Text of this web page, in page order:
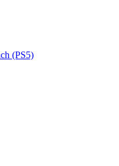
(PS5)